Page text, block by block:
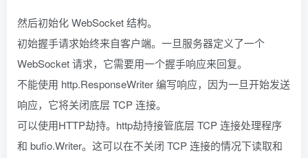
然后初始化 WebSocket 结构。
初始握手请求始终来自客户端。一旦服务器定义了一个
WebSocket 请求，它需要用一个握手响应来回复。
不能使用 http.ResponseWriter 编写响应，因为一旦开始发送
响应，它将关闭底层 TCP 连接。
可以使用HTTP劫持。http劫持接管底层 TCP 连接处理程序
和 bufio.Writer。这可以在不关闭 TCP 连接的情况下读取和